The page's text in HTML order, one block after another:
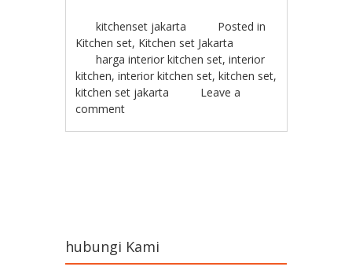
kitchenset jakarta
Posted in
Kitchen set, Kitchen set Jakarta
harga interior kitchen set,interior
kitchen,interior kitchen set,kitchen set,
kitchen set jakarta
Leave a
comment
hubungi Kami